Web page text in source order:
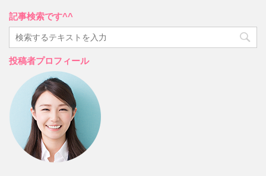
記事検索です^^
投稿者プロフィール